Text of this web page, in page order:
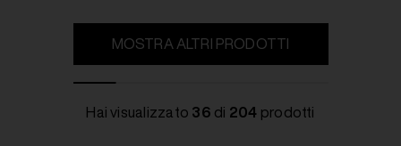
MOSTRA ALTRI PRODOTTI
Hai visualizzato 36 di 204 prodotti